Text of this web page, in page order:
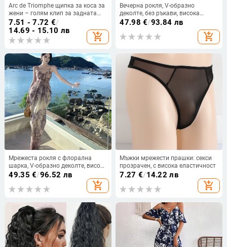
Arc de Triomphe щипка за коса за
жени – голям клип за задната
част на главата, акула-образна
луксозна щипка
7.51 - 7.72 €/
14.69 - 15.10 лв
add_shopping_cart
Вечерна рокля, V-образно
деколте, без ръкави, висока
талия, дълга разкроена пола,
47.98 €/93.84 лв
add_shopping_cart
Мрежеста рокля с флорална
шарка, V-образно деколте, висока
талия, дълга летна рокля
49.35 €/96.52 лв
add_shopping_cart
Мъжки мрежести прашки: секси
прозрачен, с висока еластичност
7.27 €/14.22 лв
add_shopping_cart